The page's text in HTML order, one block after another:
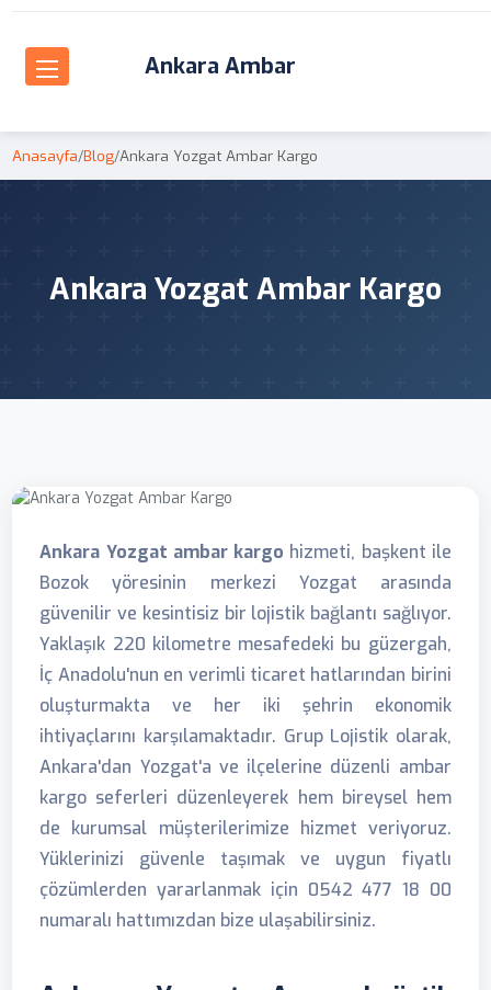
Ankara Ambar
Anasayfa/Blog/Ankara Yozgat Ambar Kargo
Ankara Yozgat Ambar Kargo
Ankara Yozgat ambar kargo hizmeti, başkent ile
Bozok yöresinin merkezi Yozgat arasında
güvenilir ve kesintisiz bir lojistik bağlantı sağlıyor.
Yaklaşık 220 kilometre mesafedeki bu güzergah,
İç Anadolu'nun en verimli ticaret hatlarından birini
oluşturmakta ve her iki şehrin ekonomik
ihtiyaçlarını karşılamaktadır. Grup Lojistik olarak,
Ankara'dan Yozgat'a ve ilçelerine düzenli ambar
kargo seferleri düzenleyerek hem bireysel hem
de kurumsal müşterilerimize hizmet veriyoruz.
Yüklerinizi güvenle taşımak ve uygun fiyatlı
çözümlerden yararlanmak için 0542 477 18 00
numaralı hattımızdan bize ulaşabilirsiniz.